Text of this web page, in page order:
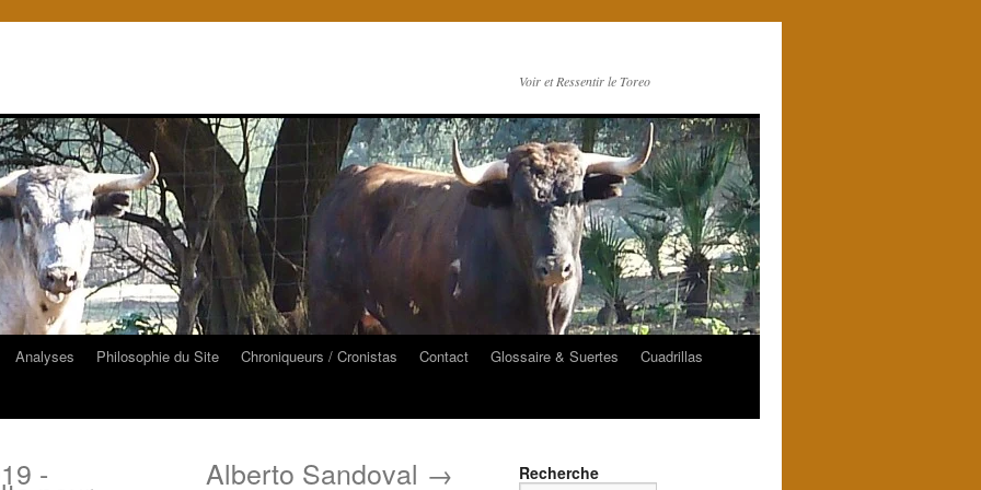
Voir et Ressentir le Toreo
Analyses Philosophie du Site Chroniqueurs / Cronistas Contact Glossaire & Suertes
Cuadrillas
- Alberto Sandoval → Recherche